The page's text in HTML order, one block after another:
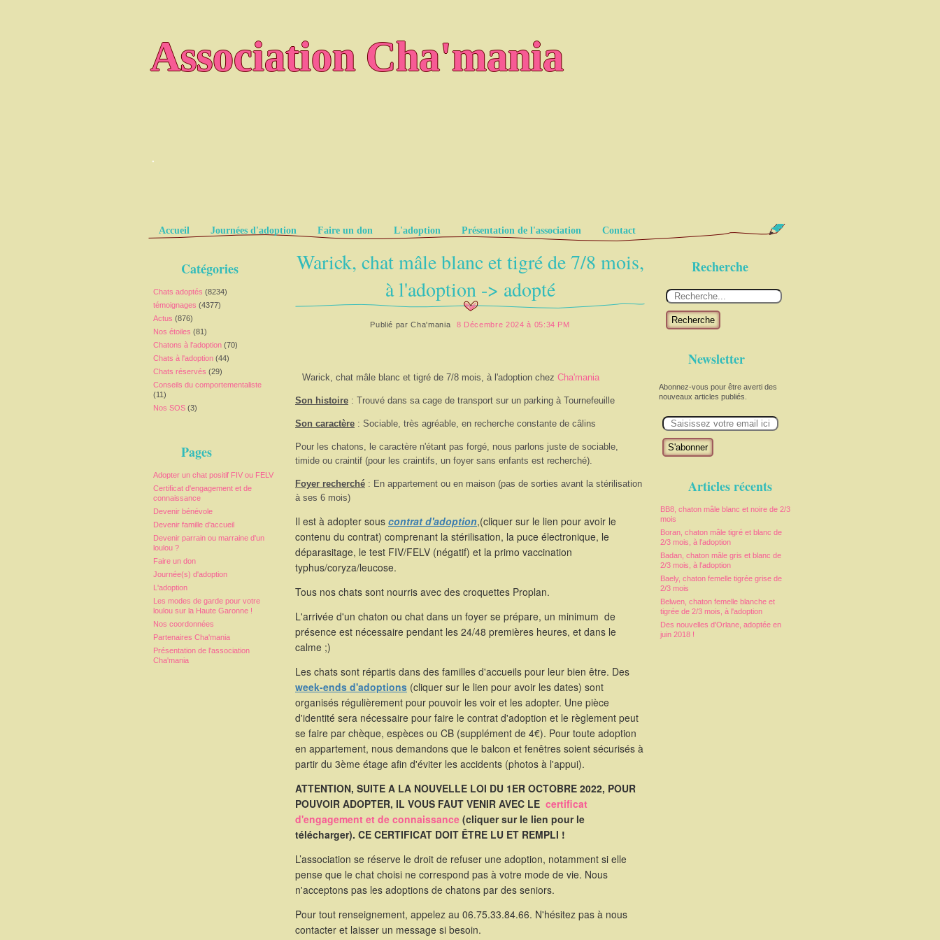
Association Cha'mania
.
Pages
Accueil Journées d'adoption Faire un don L'adoption Présentation de l'association Contact
Catégories
Chats adoptés (8234)
témoignages (4377)
Actus (876)
Nos étoiles (81)
Chatons à l'adoption (70)
Chats à l'adoption (44)
Chats réservés (29)
Conseils du comportementaliste
(11)
Nos SOS (3)
Pages
Adopter un chat positif FIV ou FELV
Certificat d'engagement et de
connaissance
Devenir bénévole
Devenir famille d'accueil
Devenir parrain ou marraine d'un
loulou ?
Faire un don
Journée(s) d'adoption
L'adoption
Les modes de garde pour votre
loulou sur la Haute Garonne !
Nos coordonnées
Partenaires Cha'mania
Présentation de l'association
Cha'mania
Recherche
Recherche
Newsletter
Abonnez-vous pour être averti des
nouveaux articles publiés.
m
Articles récents
BB8, chaton mâle blanc et noire de 2/3
mois
Boran, chaton mâle tigré et blanc de
2/3 mois, à l'adoption
Badan, chaton mâle gris et blanc de
2/3 mois, à l'adoption
Baely, chaton femelle tigrée grise de
2/3 mois
Belwen, chaton femelle blanche et
tigrée de 2/3 mois, à l'adoption
Des nouvelles d'Orlane, adoptée en
juin 2018 !
Warick, chat mâle blanc et tigré de 7/8 mois,
à l'adoption -> adopté
Publié parCha'mania 8 Décembre 2024 à 05:34 PM
Warick, chat mâle blanc et tigré de 7/8 mois, à l'adoption chez Cha'mania
Son histoire : Trouvé dans sa cage de transport sur un parking à Tournefeuille
Son caractère : Sociable, très agréable, en recherche constante de câlins
Pour les chatons, le caractère n'étant pas forgé, nous parlons juste de sociable,
timide ou craintif (pour les craintifs, un foyer sans enfants est recherché).
Foyer recherché : En appartement ou en maison (pas de sorties avant la stérilisation
à ses 6 mois)
Il est à adopter sous contrat d'adoption,(cliquer sur le lien pour avoir le
contenu du contrat) comprenant la stérilisation, la puce électronique, le
déparasitage, le test FIV/FELV (négatif) et la primo vaccination
typhus/coryza/leucose.
Tous nos chats sont nourris avec des croquettes Proplan.
L'arrivée d'un chaton ou chat dans un foyer se prépare, un minimum de
présence est nécessaire pendant les 24/48 premières heures, et dans le
calme ;)
Les chats sont répartis dans des familles d'accueils pour leur bien être. Des
week-ends d'adoptions (cliquer sur le lien pour avoir les dates) sont
organisés régulièrement pour pouvoir les voir et les adopter. Une pièce
d'identité sera nécessaire pour faire le contrat d'adoption et le règlement peut
se faire par chèque, espèces ou CB (supplément de 4€). Pour toute adoption
en appartement, nous demandons que le balcon et fenêtres soient sécurisés à
partir du 3ème étage afin d'éviter les accidents (photos à l'appui).
ATTENTION, SUITE A LA NOUVELLE LOI DU 1ER OCTOBRE 2022, POUR
POUVOIR ADOPTER, IL VOUS FAUT VENIR AVEC LE certificat
d'engagement et de connaissance (cliquer sur le lien pour le
télécharger). CE CERTIFICAT DOIT ÊTRE LU ET REMPLI !
L’association se réserve le droit de refuser une adoption, notamment si elle
pense que le chat choisi ne correspond pas à votre mode de vie. Nous
n'acceptons pas les adoptions de chatons par des seniors.
Pour tout renseignement, appelez au 06.75.33.84.66. N'hésitez pas à nous
contacter et laisser un message si besoin.